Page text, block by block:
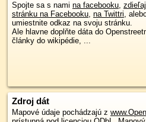
Spojte sa s nami na facebooku,
stránku na Facebooku, na Twittri,
umiestnite odkaz na svoju stránku.
Ale hlavne doplňte dáta do
články do wikipédie, ...
Zdroj dát
Mapové údaje pochádzajú z